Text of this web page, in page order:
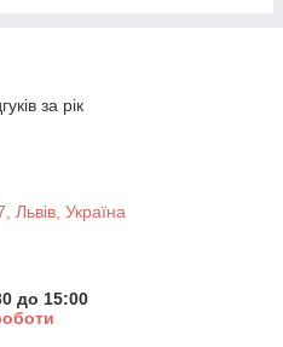
за рік
Львів, Україна
до 15:00